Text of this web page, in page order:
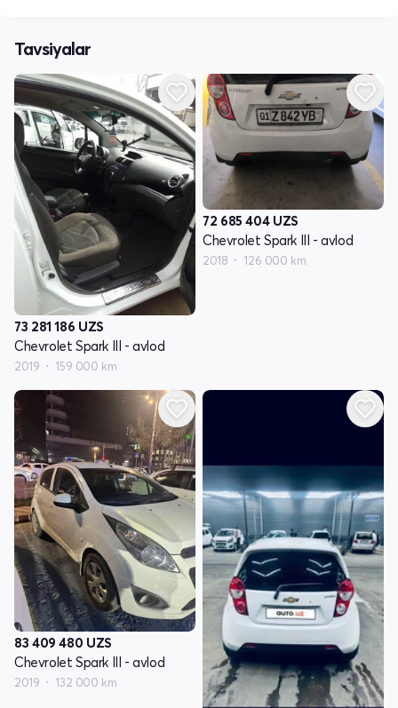
Tavsiyalar
73 281 186 UZS
Chevrolet Spark III - avlod
2019 159 000 km
72 685 404 UZS
Chevrolet Spark III - avlod
2018 126 000 km
83 409 480 UZS
Chevrolet Spark III - avlod
2019 132 000 km